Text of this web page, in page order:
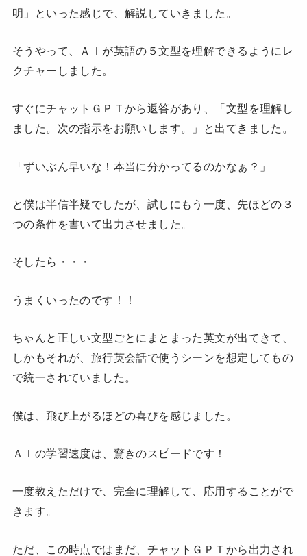
明」といった感じで、解説していきました。
そうやって、ＡＩが英語の５文型を理解できるようにレ
クチャーしました。
すぐにチャットＧＰＴから返答があり、「文型を理解し
ました。次の指示をお願いします。」と出てきました。
「ずいぶん早いな！本当に分かってるのかなぁ？」
と僕は半信半疑でしたが、試しにもう一度、先ほどの３
つの条件を書いて出力させました。
そしたら・・・
うまくいったのです！！
ちゃんと正しい文型ごとにまとまった英文が出てきて、
しかもそれが、旅行英会話で使うシーンを想定してもの
で統一されていました。
僕は、飛び上がるほどの喜びを感じました。
ＡＩの学習速度は、驚きのスピードです！
一度教えただけで、完全に理解して、応用することがで
きます。
ただ、この時点ではまだ、チャットＧＰＴから出力され